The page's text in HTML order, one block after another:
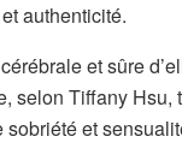
authenticité.
et sûre
selon Tiffany Hsu,
et